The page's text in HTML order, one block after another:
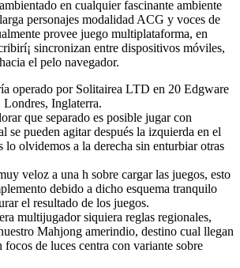
en cualquier fascinante ambiente
personajes modalidad ACG y voces de
provee juego multiplataforma, en
sincronizan entre dispositivos móviles,
el pelo navegador.
operado por Solitairea LTD en 20 Edgware
Inglaterra.
que separado es posible jugar con
se pueden agitar después la izquierda en el
lo olvidemos a la derecha sin enturbiar otras
veloz a una h sobre cargar las juegos, esto
debido a dicho esquema tranquilo
el resultado de los juegos.
multijugador siquiera reglas regionales,
Mahjong amerindio, destino cual llegan
focos de luces centra con variante sobre